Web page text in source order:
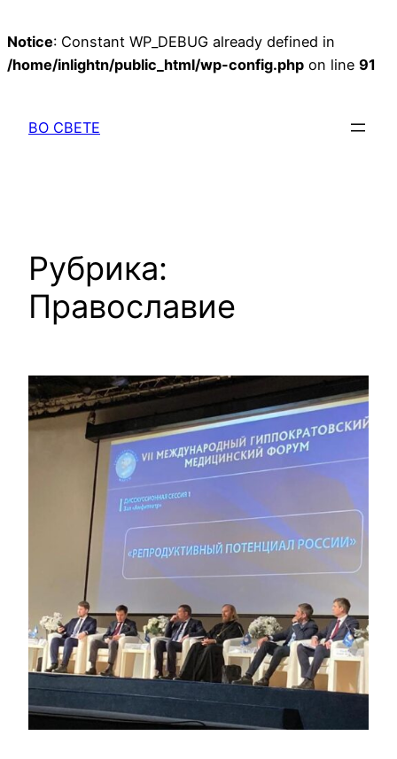
Notice: Constant WP_DEBUG already defined in
/home/inlightn/public_html/wp-config.php on line 91
содержимому
ВО СВЕТЕ
Рубрика:
Православие